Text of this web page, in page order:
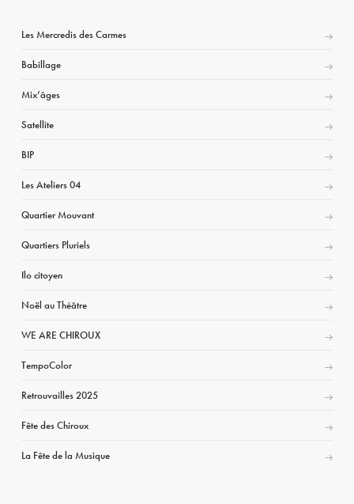
Les Mercredis des Carmes
Babillage
Mix’âges
Satellite
BIP
Les Ateliers 04
Quartier Mouvant
Quartiers Pluriels
Ilo citoyen
Noël au Théâtre
WE ARE CHIROUX
TempoColor
Retrouvailles 2025
Fête des Chiroux
La Fête de la Musique